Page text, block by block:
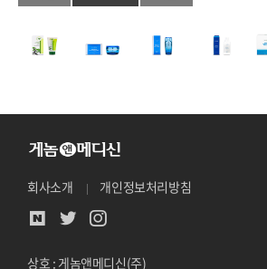
회사소개 개인정보처리방침
상호 : 게놈앤메디신(주)